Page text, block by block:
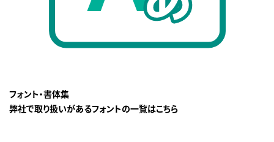
フォント・書体集
弊社で取り扱いがあるフォントの一覧はこちら